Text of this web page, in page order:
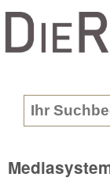
Search